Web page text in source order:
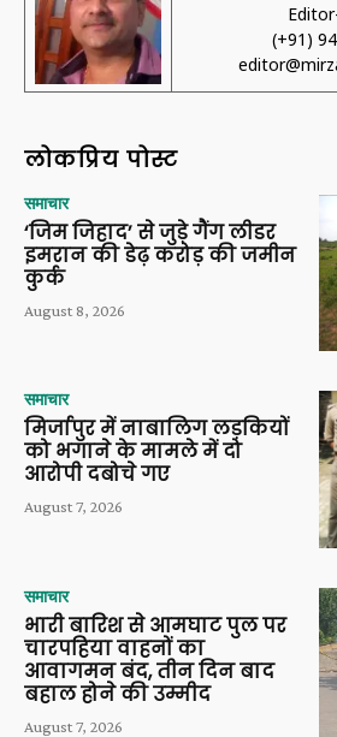
(+91)
लोकप्रिय पोस्ट
समाचार
‘जिम जिहाद’ से जुड़े गैंग लीडर
इमरान की डेढ़ करोड़ की जमीन
कुर्क
August 8, 2026
समाचार
मिर्जापुर में नाबालिग लड़कियों
को भगाने के मामले में दो
आरोपी दबोचे गए
August 7, 2026
समाचार
भारी बारिश से आमघाट पुल पर
चारपहिया वाहनों का
आवागमन बंद, तीन दिन बाद
बहाल होने की उम्मीद
August 7, 2026